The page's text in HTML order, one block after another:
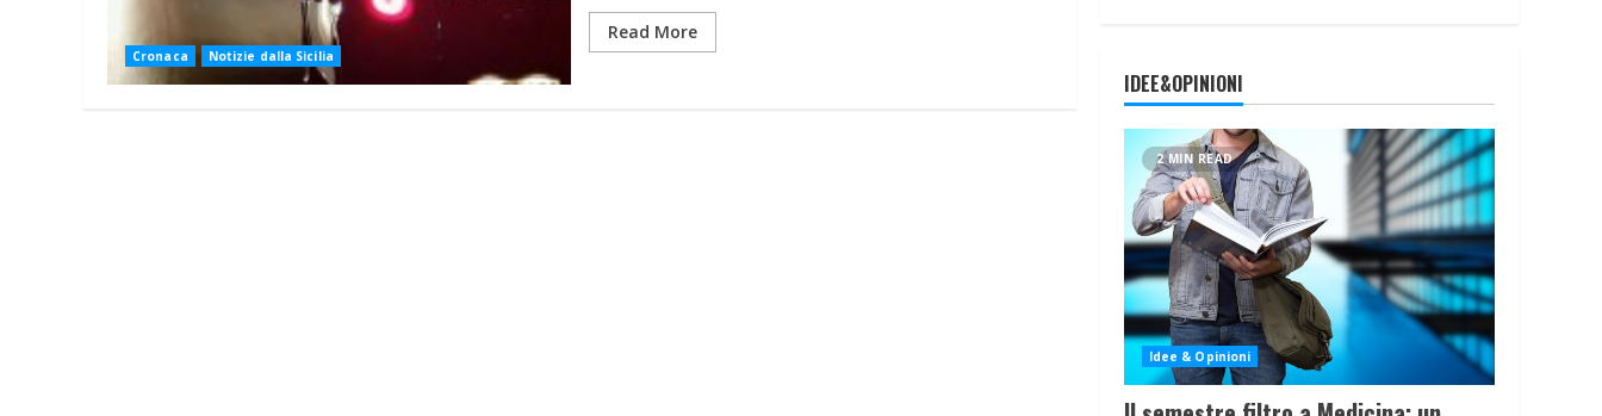
Cronaca Notizie dalla Sicilia
Read More
IDEE&OPINIONI
2 MIN READ
Idee & Opinioni